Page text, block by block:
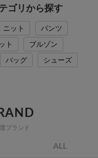
ゴリから探す
ニット
パンツ
ト
ブルゾン
バッグ
シューズ
ブランド
ALL